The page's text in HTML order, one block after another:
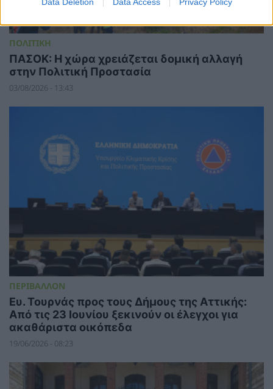
ΠΟΛΙΤΙΚΗ
ΠΑΣΟΚ: Η χώρα χρειάζεται δομική αλλαγή
στην Πολιτική Προστασία
03/08/2026 - 13:43
ΠΕΡΙΒΑΛΛΟΝ
Ευ. Τουρνάς προς τους Δήμους της Αττικής:
Από τις 23 Ιουνίου ξεκινούν οι έλεγχοι για
ακαθάριστα οικόπεδα
19/06/2026 - 08:23